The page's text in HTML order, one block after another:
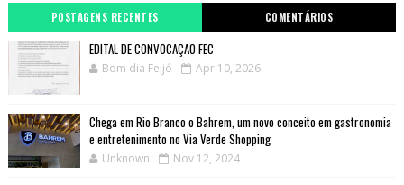
POSTAGENS RECENTES COMENTÁRIOS
EDITAL DE CONVOCAÇÃO FEC
Bom dia Feijó Apr 10, 2026
Chega em Rio Branco o Bahrem, um novo conceito em gastronomia
e entretenimento no Via Verde Shopping
Unknown Nov 12, 2024